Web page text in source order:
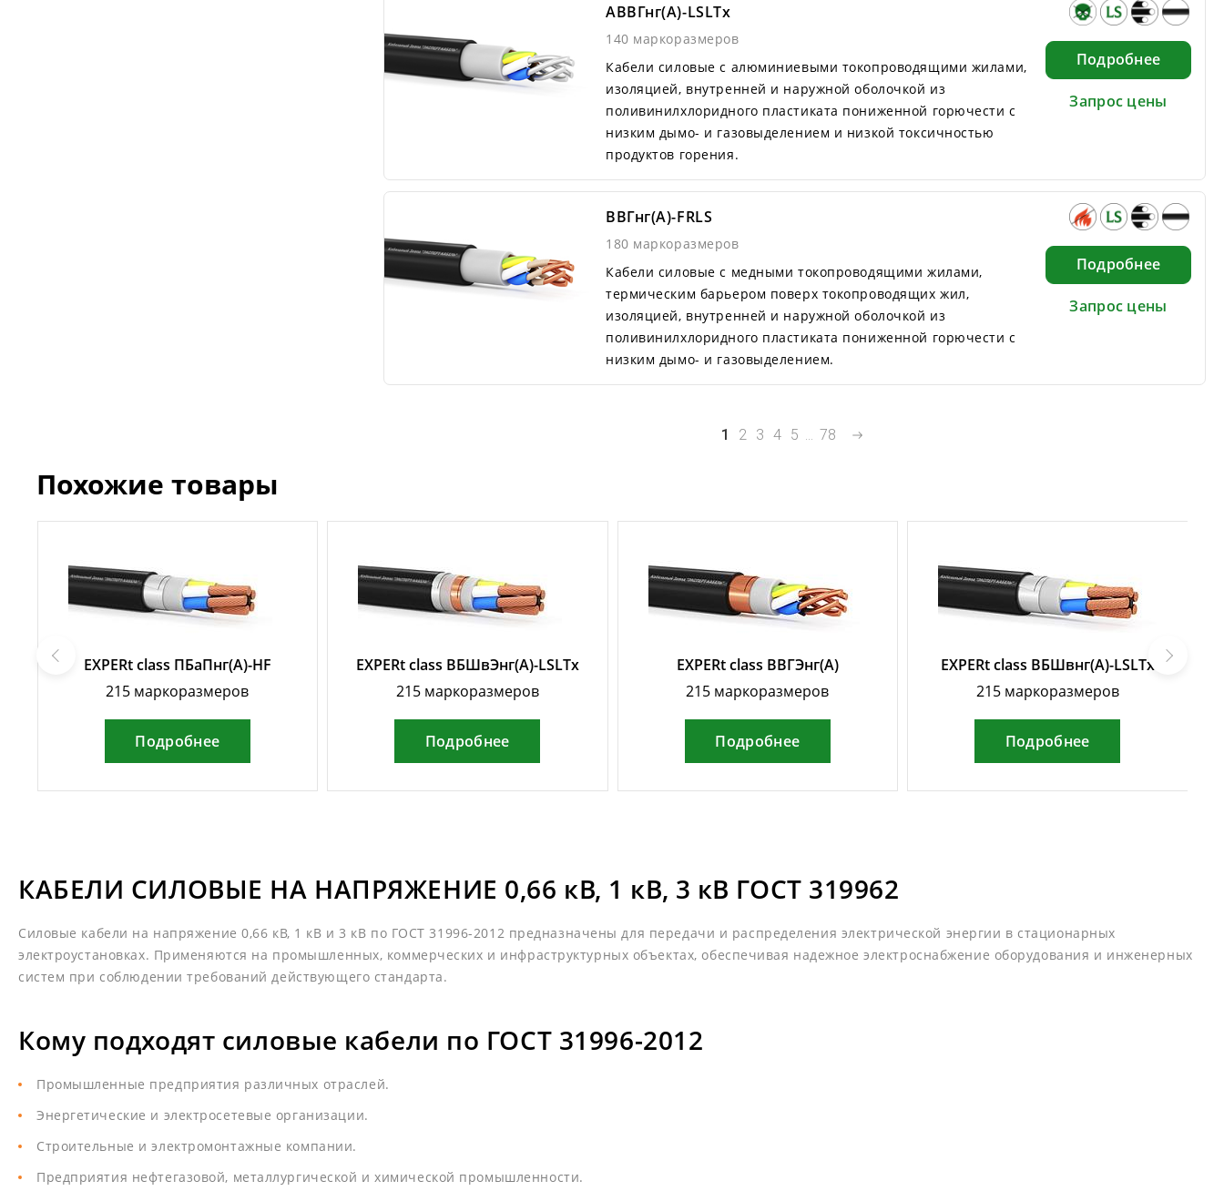
АВВГнг(А)-LSLTx
140 маркоразмеров
Кабели силовые с алюминиевыми токопроводящими жилами,
изоляцией, внутренней и наружной оболочкой из
поливинилхлоридного пластиката пониженной горючести с
низким дымо- и газовыделением и низкой токсичностью
продуктов горения.
Подробнее
Запрос цены
ВВГнг(А)-FRLS
180 маркоразмеров
Кабели силовые с медными токопроводящими жилами,
термическим барьером поверх токопроводящих жил,
изоляцией, внутренней и наружной оболочкой из
поливинилхлоридного пластиката пониженной горючести с
низким дымо- и газовыделением.
Подробнее
Запрос цены
1 2 3 4 5 ... 78
Похожие товары
EXPERt class ПБаПнг(А)-HF
215 маркоразмеров
Подробнее
EXPERt class ВБШвЭнг(А)-LSLTx
215 маркоразмеров
Подробнее
EXPERt class ВВГЭнг(А)
215 маркоразмеров
Подробнее
EXPERt class ВБШвнг(А)-LSLTx
215 маркоразмеров
Подробнее
КАБЕЛИ СИЛОВЫЕ НА НАПРЯЖЕНИЕ 0,66 кВ, 1 кВ, 3 кВ ГОСТ 319962
Силовые кабели на напряжение 0,66 кВ, 1 кВ и 3 кВ по ГОСТ 31996-2012 предназначены для передачи и распределения электрической энергии в стационарных
электроустановках. Применяются на промышленных, коммерческих и инфраструктурных объектах, обеспечивая надежное электроснабжение оборудования и инженерных
систем при соблюдении требований действующего стандарта.
Кому подходят силовые кабели по ГОСТ 31996-2012
Промышленные предприятия различных отраслей.
Энергетические и электросетевые организации.
Строительные и электромонтажные компании.
Предприятия нефтегазовой, металлургической и химической промышленности.